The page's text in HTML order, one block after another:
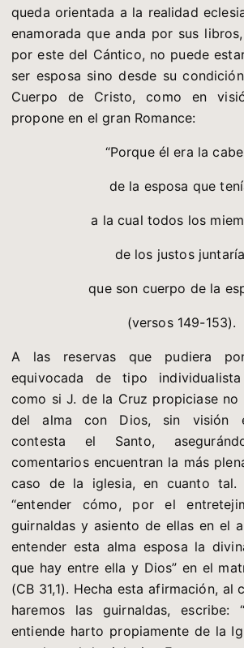
queda orientada a la realidad
enamorada que anda por sus
por este del Cántico, no puede
ser esposa sino desde su
Cuerpo de Cristo, como en
propone en el gran Romance:
“Porque él era la
de la esposa que
a la cual todos los
de los justos
que son cuerpo de la
(versos 149-153).
A las reservas que pudiera
equivocada de tipo
como si J. de la Cruz propiciase no
del alma con Dios, sin visión
contesta el Santo,
comentarios encuentran la más
caso de la iglesia, en cuanto
“entender cómo, por el
guirnaldas y asiento de ellas en el
entender esta alma esposa la
que hay entre ella y Dios” en el
(CB 31,1). Hecha esta afirmación, al
haremos las guirnaldas, escribe:
entiende harto propiamente de la